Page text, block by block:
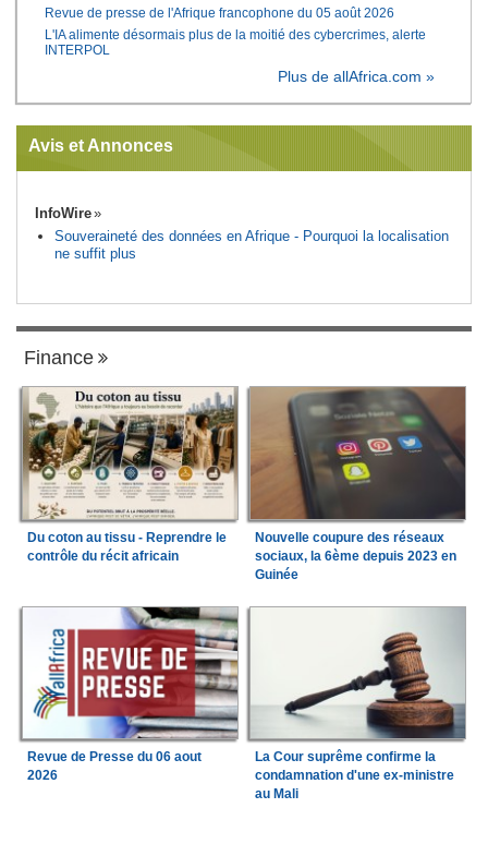
Revue de presse de l'Afrique francophone du 05 août 2026
L'IA alimente désormais plus de la moitié des cybercrimes, alerte
INTERPOL
Plus de allAfrica.com »
Avis et Annonces
InfoWire
Souveraineté des données en Afrique - Pourquoi la localisation
ne suffit plus
Finance
Du coton au tissu - Reprendre le
contrôle du récit africain
Nouvelle coupure des réseaux
sociaux, la 6ème depuis 2023 en
Guinée
Revue de Presse du 06 aout
2026
La Cour suprême confirme la
condamnation d'une ex-ministre
au Mali